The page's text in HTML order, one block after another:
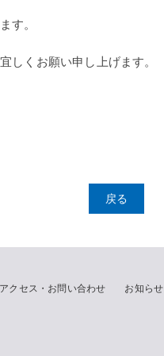
す。
しくお願い申し上げます。
戻る
アクセス・お問い合わせ お知らせ